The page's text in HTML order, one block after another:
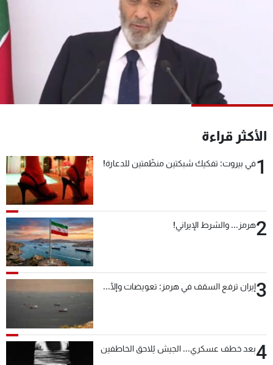
الأكثر قراءة
1في بيروت: تفكيك شبكتين منظّمتين للدعارة!
2هرمز... والشرط الإيراني!
3إيران ترفع السقف في هرمز: تعويضات وإلّا...
4بعد خطف عسكري... الجيش يُلاحق الخاطفين
رياضة
جدول البرامج
شاهد البرامج
الترددات
سياسة الخصوصية